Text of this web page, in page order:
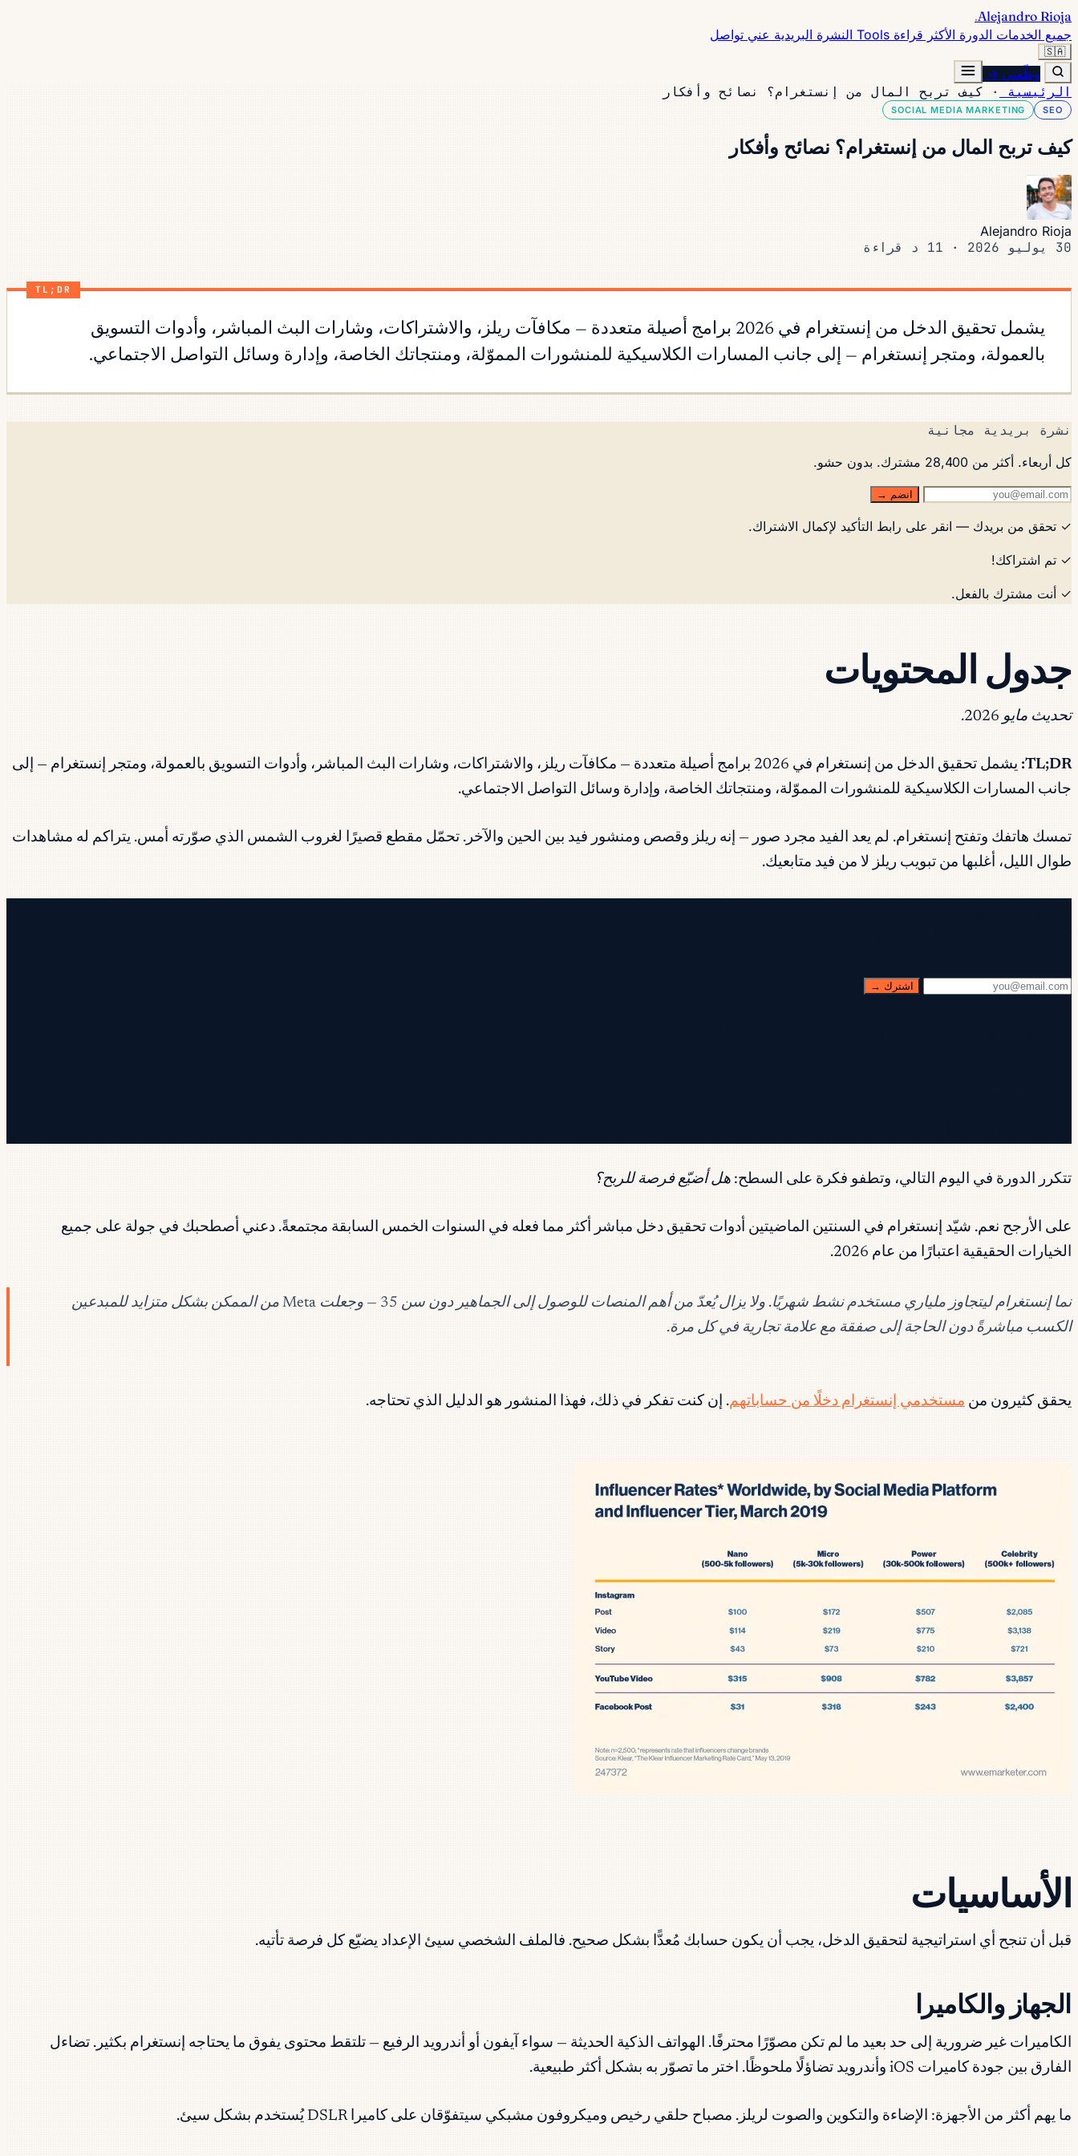
Alejandro Rioja
.
جميع الخدمات الدورة الأكثر قراءة Tools النشرة البريدية عني تواصل
🇸🇦
وظّفني →
الرئيسية · كيف تربح المال من إنستغرام؟ نصائح وأفكار
SEO
SOCIAL MEDIA MARKETING
كيف تربح المال من إنستغرام؟ نصائح وأفكار
Alejandro Rioja
30 يوليو 2026 · 11 د قراءة
TL;DR
يشمل تحقيق الدخل من إنستغرام في 2026 برامج أصيلة متعددة — مكافآت ريلز، والاشتراكات، وشارات البث المباشر، وأدوات التسويق
بالعمولة، ومتجر إنستغرام — إلى جانب المسارات الكلاسيكية للمنشورات المموّلة، ومنتجاتك الخاصة، وإدارة وسائل التواصل الاجتماعي.
نشرة بريدية مجانية
كل أربعاء. أكثر من 28,400 مشترك. بدون حشو.
انضم →
✓ تحقق من بريدك — انقر على رابط التأكيد لإكمال الاشتراك.
✓ تم اشتراكك!
✓ أنت مشترك بالفعل.
جدول المحتويات
تحديث مايو 2026.
TL;DR:
يشمل تحقيق الدخل من إنستغرام في 2026 برامج أصيلة متعددة — مكافآت ريلز، والاشتراكات، وشارات البث المباشر، وأدوات التسويق بالعمولة، ومتجر إنستغرام — إلى
جانب المسارات الكلاسيكية للمنشورات المموّلة، ومنتجاتك الخاصة، وإدارة وسائل التواصل الاجتماعي.
تمسك هاتفك وتفتح إنستغرام. لم يعد الفيد مجرد صور — إنه ريلز وقصص ومنشور فيد بين الحين والآخر. تحمّل مقطع قصيرًا لغروب الشمس الذي صوّرته أمس. يتراكم له مشاهدات
طوال الليل، أغلبها من تبويب ريلز لا من فيد متابعيك.
اشترك →
تتكرر الدورة في اليوم التالي، وتطفو فكرة على السطح: هل أضيّع فرصة للربح؟
على الأرجح نعم. شيّد إنستغرام في السنتين الماضيتين أدوات تحقيق دخل مباشر أكثر مما فعله في السنوات الخمس السابقة مجتمعةً. دعني أصطحبك في جولة على جميع
الخيارات الحقيقية اعتبارًا من عام 2026.
نما إنستغرام ليتجاوز ملياري مستخدم نشط شهريًا. ولا يزال يُعدّ من أهم المنصات للوصول إلى الجماهير دون سن 35 — وجعلت Meta من الممكن بشكل متزايد للمبدعين
الكسب مباشرةً دون الحاجة إلى صفقة مع علامة تجارية في كل مرة.
يحقق كثيرون من مستخدمي إنستغرام دخلًا من حساباتهم. إن كنت تفكر في ذلك، فهذا المنشور هو الدليل الذي تحتاجه.
الأساسيات
قبل أن تنجح أي استراتيجية لتحقيق الدخل، يجب أن يكون حسابك مُعدًّا بشكل صحيح. فالملف الشخصي سيئ الإعداد يضيّع كل فرصة تأتيه.
الجهاز والكاميرا
الكاميرات غير ضرورية إلى حد بعيد ما لم تكن مصوّرًا محترفًا. الهواتف الذكية الحديثة — سواء آيفون أو أندرويد الرفيع — تلتقط محتوى يفوق ما يحتاجه إنستغرام بكثير. تضاءل
الفارق بين جودة كاميرات iOS وأندرويد تضاؤلًا ملحوظًا. اختر ما تصوّر به بشكل أكثر طبيعية.
ما يهم أكثر من الأجهزة: الإضاءة والتكوين والصوت لريلز. مصباح حلقي رخيص وميكروفون مشبكي سيتفوّقان على كاميرا DSLR يُستخدم بشكل سيئ.